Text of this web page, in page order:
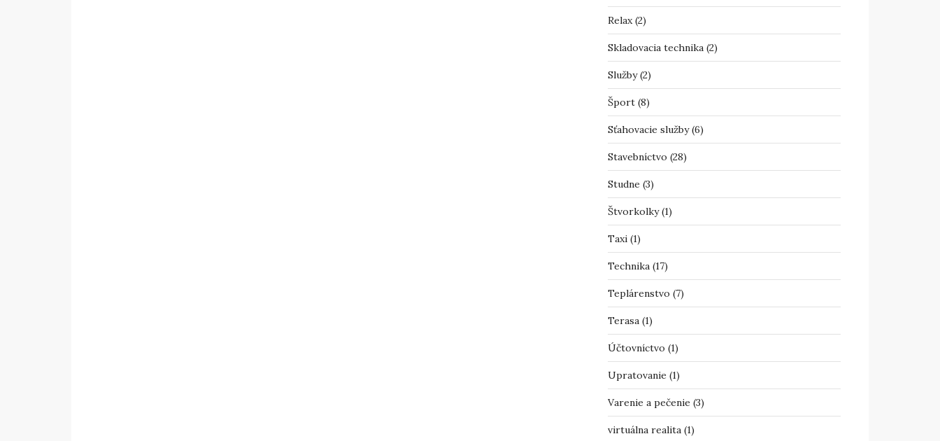
Relax(2)
Skladovacia technika(2)
Služby(2)
Šport(8)
Sťahovacie služby(6)
Stavebníctvo (28)
Studne (3)
Štvorkolky(1)
Taxi(1)
Technika(17)
Teplárenstvo (7)
Terasa(1)
Účtovníctvo (1)
Upratovanie (1)
Varenie a pečenie (3)
virtuálna realita(1)